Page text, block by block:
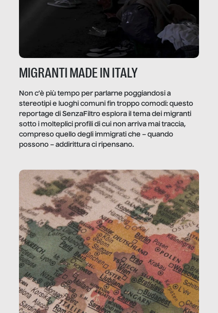
MIGRANTI MADE IN ITALY
Non c’è più tempo per parlarne poggiandosi a
stereotipi e luoghi comuni fin troppo comodi: questo
reportage di SenzaFiltro esplora il tema dei migranti
sotto i molteplici profili di cui non arriva mai traccia,
compreso quello degli immigrati che – quando
possono – addirittura ci ripensano.